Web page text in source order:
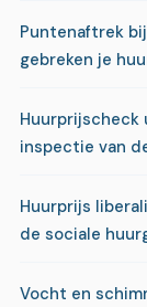
Puntenaftrek
gebreken je
Huurprijscheck
inspectie van
Huurprijs
de sociale
Vocht en